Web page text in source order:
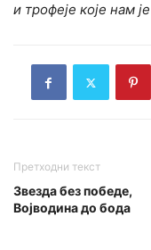
и трофеје које нам
Претходни текст
Звезда без победе,
Војводина до бода